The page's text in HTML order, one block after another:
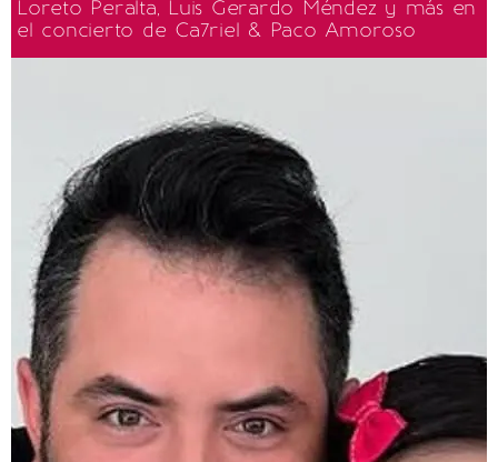
Loreto Peralta, Luis Gerardo Méndez y más en
el concierto de Ca7riel & Paco Amoroso